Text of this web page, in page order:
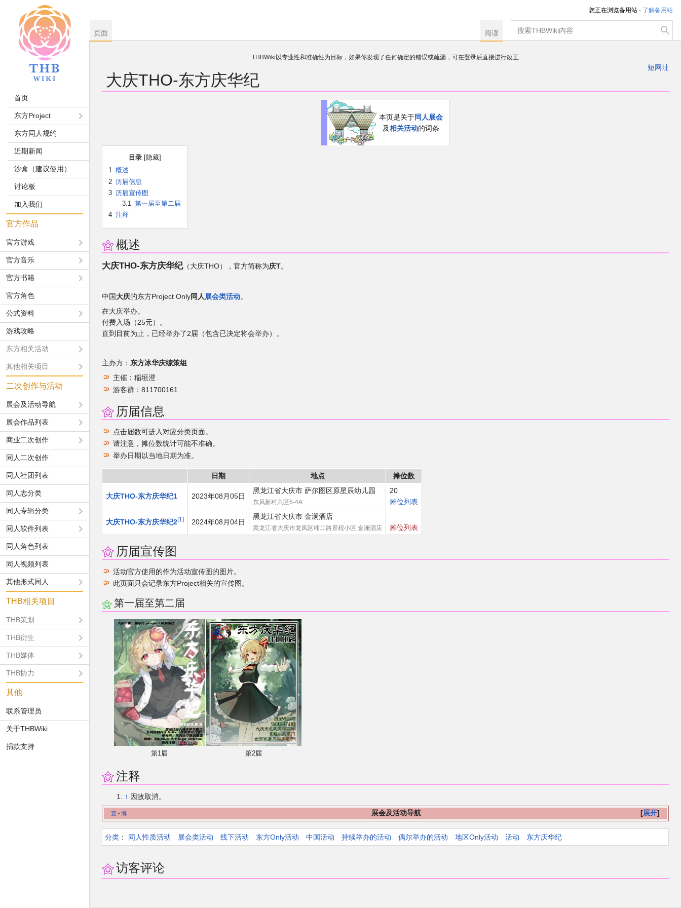
THBWiki以专业性和准确性为目标，如果你发现了任何确定的错误或疏漏，可在登录后直接进行改正
短网址
大庆THO-东方庆华纪
航
索
本页是关于同人展会
及相关活动的词条
目录
1 概述
2 历届信息
3 历届宣传图
3.1 第一届至第二届
4 注释
概述
大庆THO-东方庆华纪（大庆THO），官方简称为庆T。
中国大庆的东方Project Only同人展会类活动。
在大庆举办。
付费入场（25元）。
直到目前为止，已经举办了2届（包含已决定将会举办）。
主办方： 东方冰华庆综策组
主催：稲垣澄
游客群：811700161
历届信息
点击届数可进入对应分类页面。
请注意，摊位数统计可能不准确。
举办日期以当地日期为准。
日期 地点 摊位数
大庆THO-东方庆华纪1 2023年08月05日
黑龙江省大庆市 萨尔图区原星辰幼儿园
东风新村六区6-4A
20
摊位列表
大庆THO-东方庆华纪2 1 2024年08月04日
黑龙江省大庆市 金澜酒店
黑龙江省大庆市龙凤区纬二路景程小区 金澜酒店 摊位列表
历届宣传图
活动官方使用的作为活动宣传图的图片。
此页面只会记录东方Project相关的宣传图。
第一届至第二届
第1届 第2届
注释
↑ 因故取消。
展开
查 • 编 展会及活动导航
分类 ：​ 同人性质活动 展会类活动 线下活动 东方Only活动 中国活动 持续举办的活动 偶尔举办的活动 地区Only活动 活动 东方庆华纪
访客评论
您正在浏览备用站 · 了解备用站
页面 阅读
搜
索
首页
东方Project
东方同人规约
近期新闻
沙盒（建议使用）
讨论板
加入我们
官方作品
官方游戏
官方音乐
官方书籍
官方角色
公式资料
游戏攻略
东方相关活动
其他相关项目
二次创作与活动
展会及活动导航
展会作品列表
商业二次创作
同人二次创作
同人社团列表
同人志分类
同人专辑分类
同人软件列表
同人角色列表
同人视频列表
其他形式同人
THB相关项目
THB策划
THB衍生
THB媒体
THB协力
其他
联系管理员
关于THBWiki
捐款支持